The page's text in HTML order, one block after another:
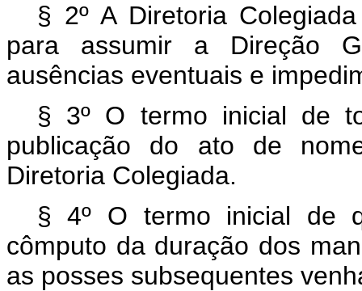
§ 2º A Diretoria
para assumir a Direção
ausências eventuais e
§ 3º O termo inicial de
publicação do ato de
Diretoria Colegiada.
§ 4º O termo inicial de
cômputo da duração dos
as posses subsequentes